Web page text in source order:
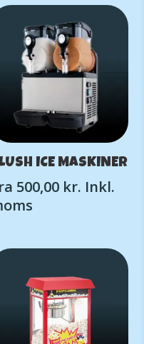
ICE MASKINER
500,00 kr. Inkl.